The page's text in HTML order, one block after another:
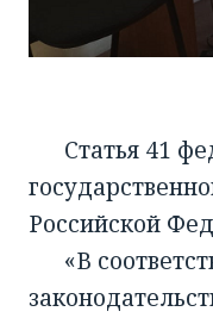
Статья 41
Российской
«В